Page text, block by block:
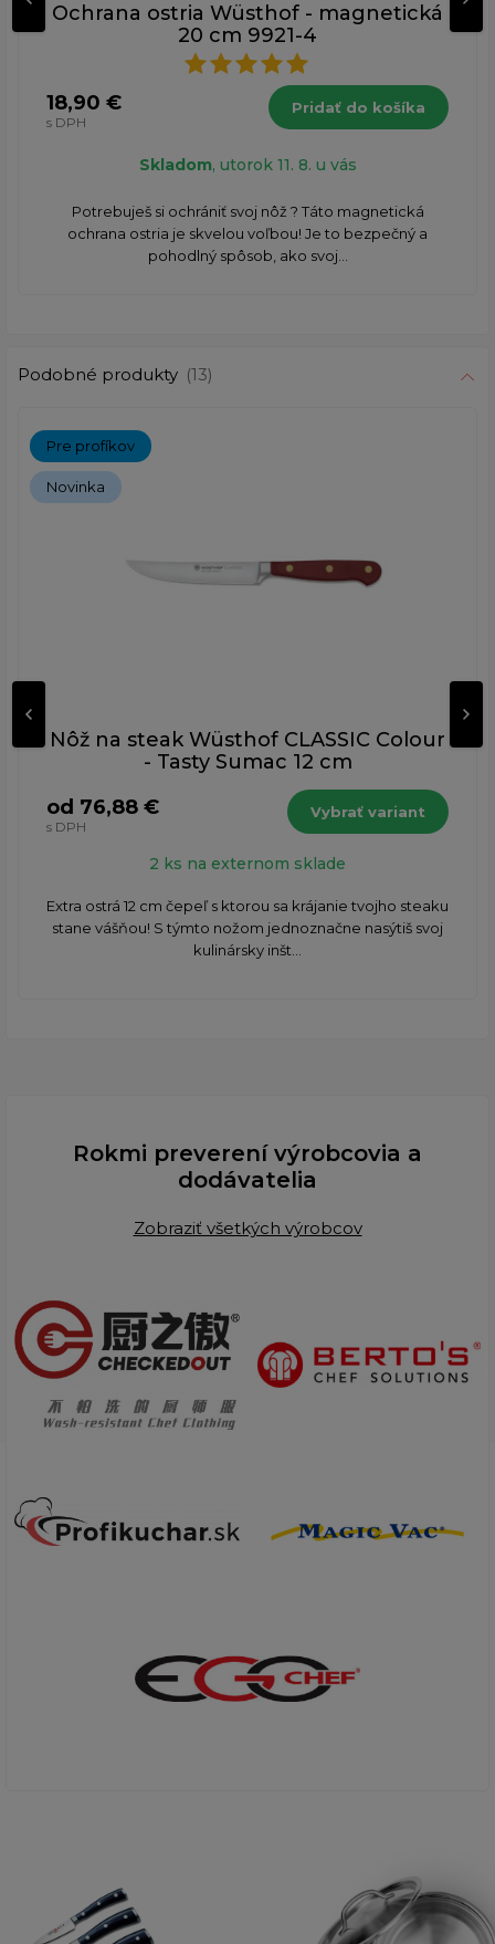
Ochrana ostria Wüsthof - magnetická
20 cm 9921-4
18,90 €
s DPH
Pridať do košíka
Skladom, utorok 11. 8. u vás
Potrebuješ si ochrániť svoj nôž ? Táto magnetická
ochrana ostria je skvelou voľbou! Je to bezpečný a
pohodlný spôsob, ako svoj...
Podobné produkty (13)
Pre profíkov
Novinka
Nôž na steak Wüsthof CLASSIC Colour
- Tasty Sumac 12 cm
od 76,88 €
s DPH
Vybrať variant
2 ks na externom sklade
Extra ostrá 12 cm čepeľ s ktorou sa krájanie tvojho steaku
stane vášňou! S týmto nožom jednoznačne nasýtiš svoj
kulinársky inšt...
Rokmi preverení výrobcovia a
dodávatelia
Zobraziť všetkých výrobcov